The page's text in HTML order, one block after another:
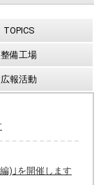
TOPICS
整備工場
広報活動
)｣を開催します